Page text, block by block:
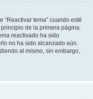
tema” cuando esté
de la primera página.
reactivado ha sido
no ha sido alcanzado aún.
al mismo, sin embargo,